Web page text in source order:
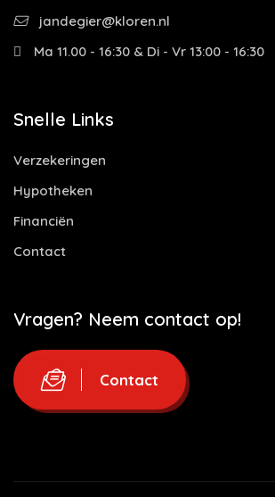
jandegier@kloren.nl
Ma 11.00 - 16:30 & Di - Vr 13:00 - 16:30
Snelle Links
Verzekeringen
Hypotheken
Financiën
Contact
Vragen? Neem contact op!
Contact